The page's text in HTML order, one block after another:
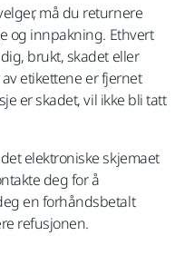
må du returnere
og innpakning. Ethvert
brukt, skadet eller
etikettene er fjernet
er skadet, vil ikke bli tatt
elektroniske skjemaet
deg for å
en forhåndsbetalt
refusjonen.